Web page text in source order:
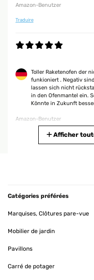
Amazon-Benutzer
Traduire
Toller Raketenofen der
funkioniert . Negativ
lassen sich nicht
in den Ofenmantel ein.
Könnte in Zukunft
Amazon-Benutzer
verarbeitet. Habe jetzt
war sehr zufrieden. Von
Afficher
Catégories préférées
Marquises, Clôtures pare-vue
Mobilier de jardin
Pavillons
Carré de potager